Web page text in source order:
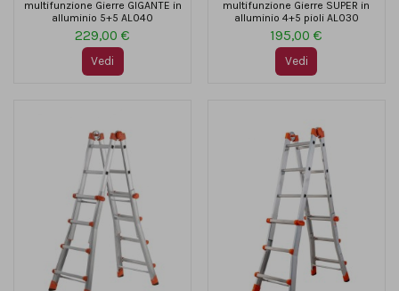
multifunzione Gierre GIGANTE in
alluminio 5+5 AL040
229,00 €
Vedi
multifunzione Gierre SUPER in
alluminio 4+5 pioli AL030
195,00 €
Vedi